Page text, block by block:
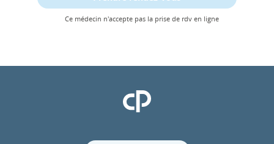
Ce médecin n'accepte pas la prise de rdv en ligne
Clinique Pasteur